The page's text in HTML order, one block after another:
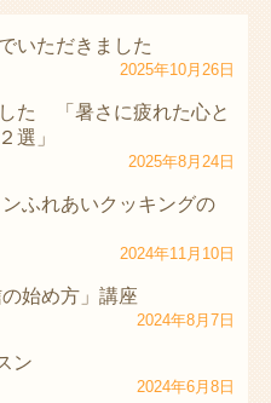
いただきました
2025年10月26日
た 「暑さに疲れた心と
選」
2025年8月24日
ふれあいクッキングの
2024年11月10日
始め方」講座
2024年8月7日
ン
2024年6月8日